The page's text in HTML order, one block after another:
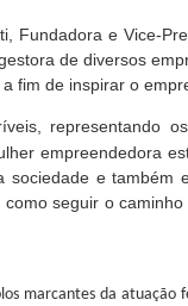
Fundadora e Vice-
de diversos
fim de inspirar o
representando
empreendedora
e também
seguir o
marcantes da